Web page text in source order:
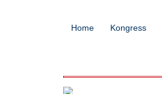
Home Kongress